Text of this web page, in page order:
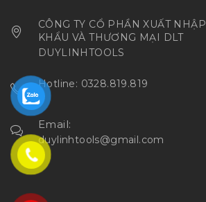
CÔNG TY CỔ PHẦN XUẤT NHẬP
KHẨU VÀ THƯƠNG MẠI DLT
DUYLINHTOOLS
Hotline: 0328.819.819
Email:
duylinhtools@gmail.com